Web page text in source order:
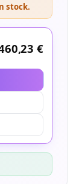
stock.
€